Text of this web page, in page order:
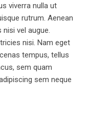
viverra nulla ut
rutrum. Aenean
vel augue.
nisi. Nam eget
tempus, tellus
sem quam
sem neque